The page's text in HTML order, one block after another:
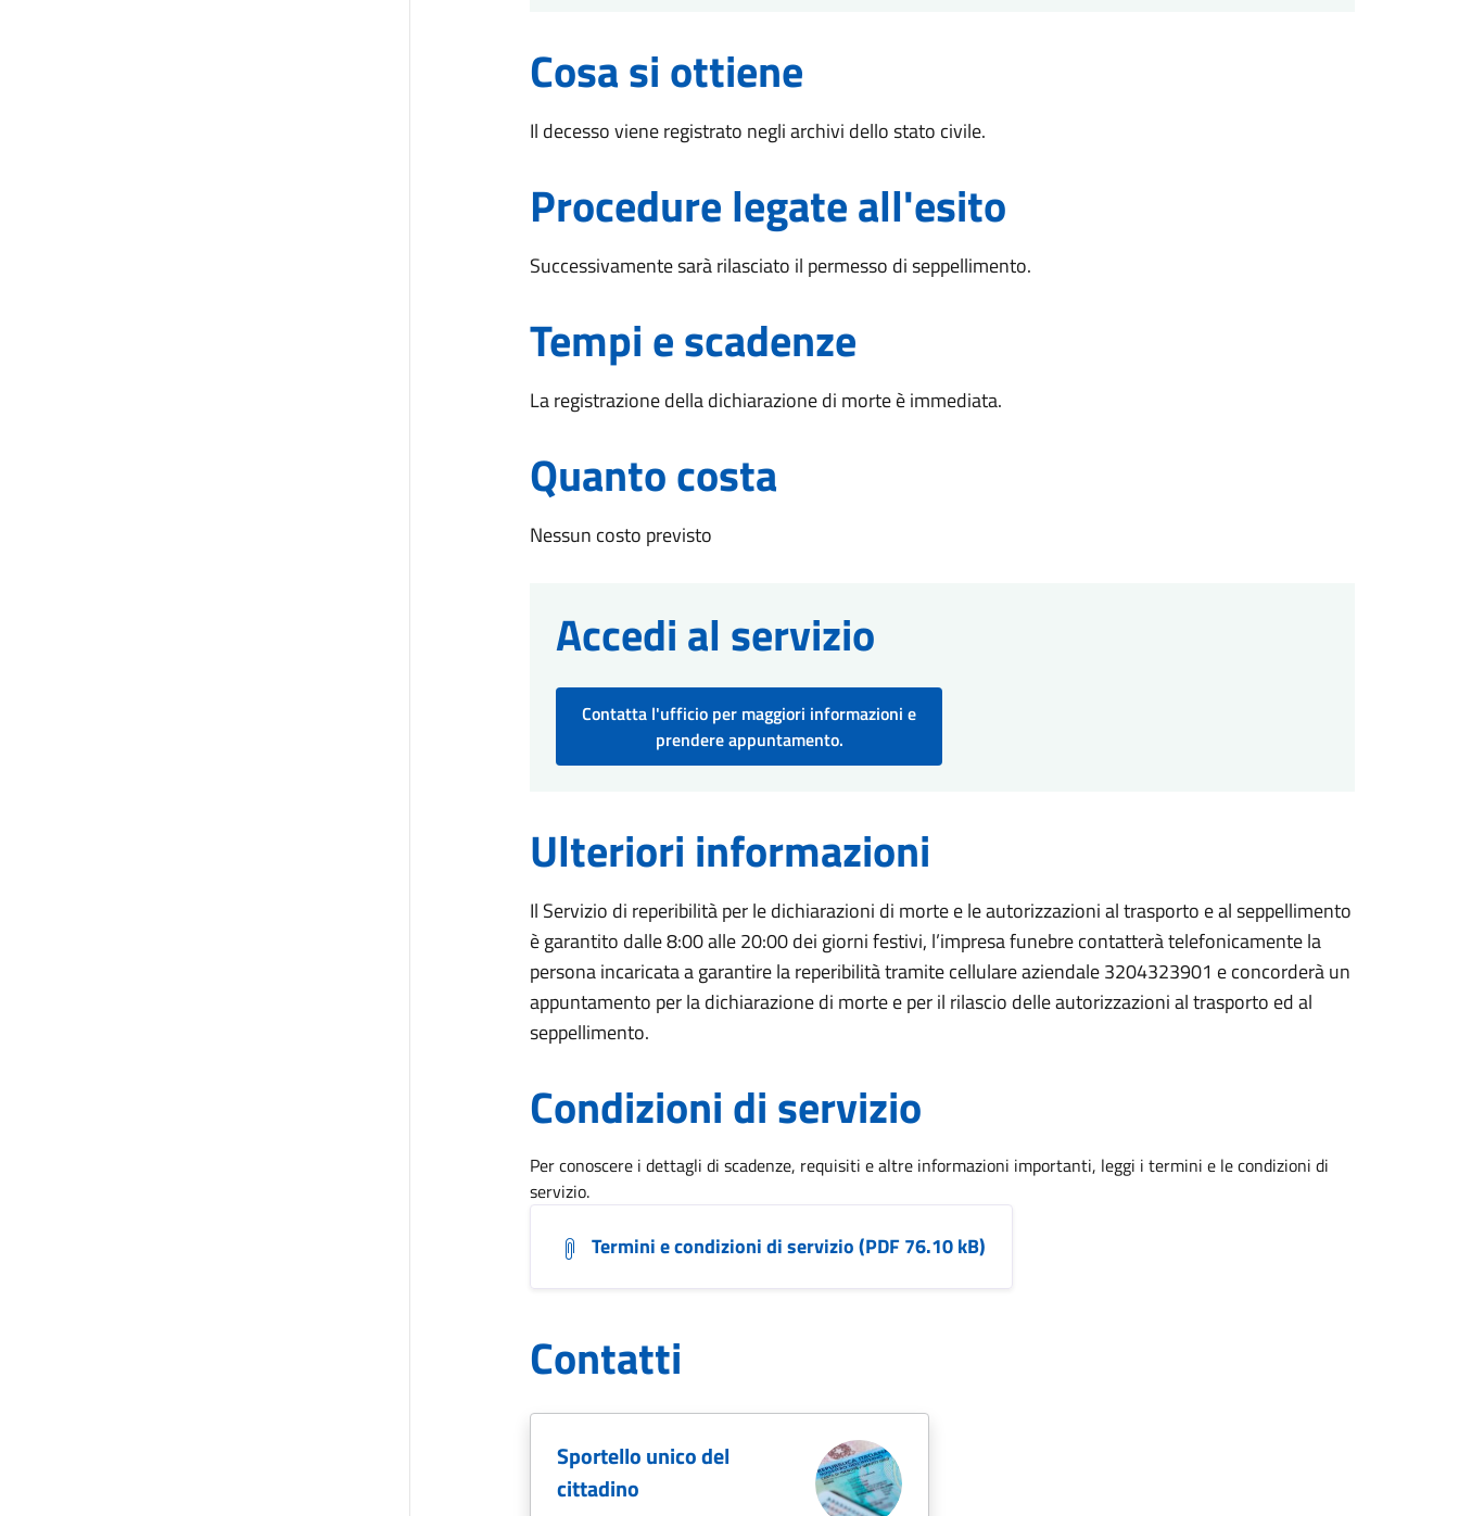
Cosa si ottiene
Il decesso viene registrato negli archivi dello stato civile.
Procedure legate all'esito
Successivamente sarà rilasciato il permesso di seppellimento.
Tempi e scadenze
La registrazione della dichiarazione di morte è immediata.
Quanto costa
Nessun costo previsto
Accedi al servizio
Contatta l'ufficio per maggiori informazioni e
prendere appuntamento.
Ulteriori informazioni
Il Servizio di reperibilità per le dichiarazioni di morte e le autorizzazioni al trasporto e al seppellimento
è garantito dalle 8:00 alle 20:00 dei giorni festivi, l’impresa funebre contatterà telefonicamente la
persona incaricata a garantire la reperibilità tramite cellulare aziendale 3204323901 e concorderà un
appuntamento per la dichiarazione di morte e per il rilascio delle autorizzazioni al trasporto ed al
seppellimento.
Condizioni di servizio
Per conoscere i dettagli di scadenze, requisiti e altre informazioni importanti, leggi i termini e le condizioni di
servizio.
Termini e condizioni di servizio (PDF 76.10 kB)
Contatti
Sportello unico del
cittadino